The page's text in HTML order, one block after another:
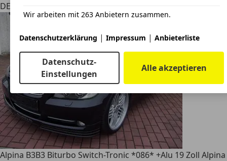
DE 97262
Alpina B3B3 Biturbo Switch-Tronic *086* +Alu 19 Zoll Alpina
Wir arbeiten mit 263 Anbietern zusammen.
Datenschutzerklärung | Impressum | Anbieterliste
Datenschutz-
Einstellungen
Alle akzeptieren